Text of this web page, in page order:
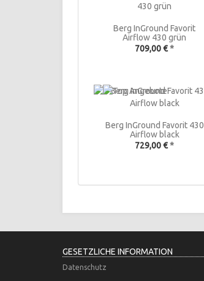
Berg InGround Favorit
Airflow 430 grün
709,00 €*
Berg InGround Favorit 430
Airflow black
729,00 €*
GESETZLICHE INFORMATION
Datenschutz